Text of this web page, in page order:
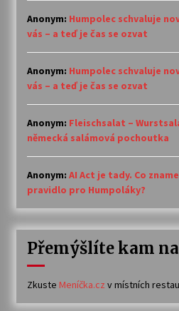
Anonym: Humpolec schvaluje
vás – a teď je čas se ozvat
Anonym: Humpolec schvaluje
vás – a teď je čas se ozvat
Anonym: Fleischsalat –
německá salámová pochoutka
Anonym: AI Act je tady. Co
pravidlo pro Humpoláky?
Přemýšlíte kam na
Zkuste Meníčka.cz v místních